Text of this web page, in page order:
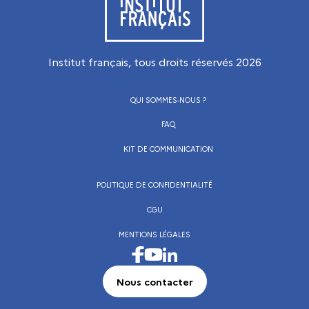
Institut français, tous droits réservés 2026
QUI SOMMES-NOUS ?
FAQ
KIT DE COMMUNICATION
POLITIQUE DE CONFIDENTIALITÉ
CGU
MENTIONS LÉGALES
Visiter la page Facebook de l’Institut français
Visiter la page Youtube de l’Institut français
Visiter la page LinkedIn de l’Institut
Nous contacter